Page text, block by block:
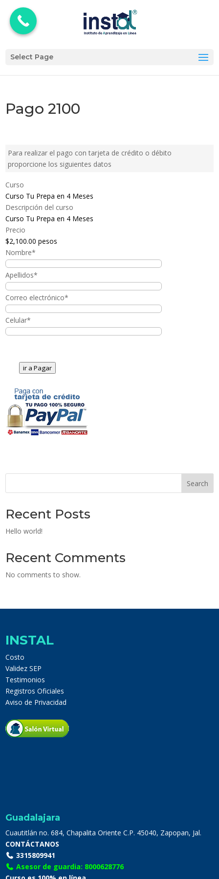
Select Page
Pago 2100
Para realizar el pago con tarjeta de crédito o débito
proporcione los siguientes datos
Curso
Curso Tu Prepa en 4 Meses
Descripción del curso
Curso Tu Prepa en 4 Meses
Precio
$2,100.00 pesos
Nombre*
Apellidos*
Correo electrónico*
Celular*
ir a Pagar
Search
Recent Posts
Hello world!
Recent Comments
No comments to show.
INSTAL
Costo
Validez SEP
Testimonios
Registros Oficiales
Aviso de Privacidad
Guadalajara
Cuautitlán no. 684, Chapalita Oriente C.P. 45040, Zapopan, Jal.
CONTÁCTANOS
3315809941
Asesor de guardia: 8000628776